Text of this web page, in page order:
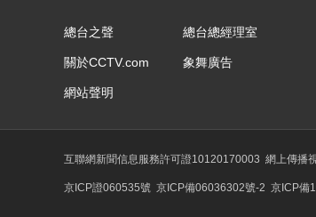
總台之聲 總台總經理室
關於CCTV.com 象舞廣告
網站聲明
互聯網新聞信息服務許可證10120170003 網上傳播
京ICP證060535號 京ICP備06036302號-2 京ICP備